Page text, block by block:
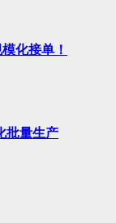
化接单！
批量生产